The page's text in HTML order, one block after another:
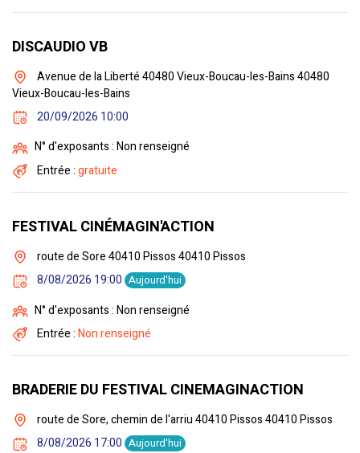
DISCAUDIO VB
Avenue de la Liberté 40480 Vieux-Boucau-les-Bains 40480
Vieux-Boucau-les-Bains
20/09/2026 10:00
N° d'exposants : Non renseigné
Entrée :gratuite
FESTIVAL CINÉMAGIN'ACTION
route de Sore 40410 Pissos 40410 Pissos
8/08/2026 19:00 Aujourd'hui
N° d'exposants : Non renseigné
Entrée :Non renseigné
BRADERIE DU FESTIVAL CINEMAGINACTION
route de Sore, chemin de l'arriu 40410 Pissos 40410 Pissos
8/08/2026 17:00 Aujourd'hui